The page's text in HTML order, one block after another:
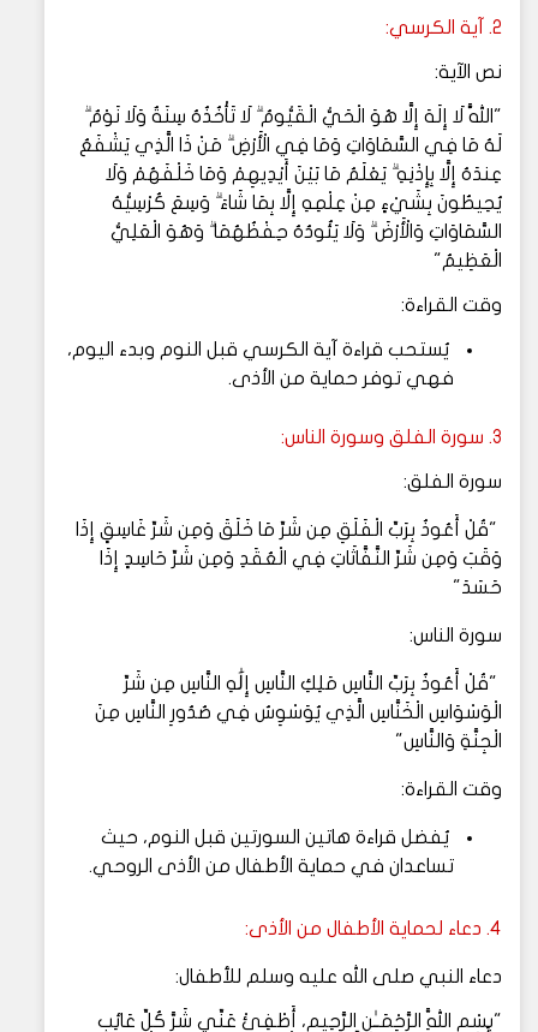
2. آية الكرسي:
نص الآية:
"اللَّهُ لَا إِلَهَ إِلَّا هُوَ الْحَيُّ الْقَيُّومُ ۗ لَا تَأْخُذُهُ سِنَةٌ وَلَا نَوْمٌ ۗ
لَهُ مَا فِي السَّمَاوَاتِ وَمَا فِي الْأَرْضِ ۗ مَنْ ذَا الَّذِي يَشْفَعُ
عِندَهُ إِلَّا بِإِذْنِهِ ۗ يَعْلَمُ مَا بَيْنَ أَيْدِيهِمْ وَمَا خَلْفَهُمْ وَلَا
يُحِيطُونَ بِشَيْءٍ مِنْ عِلْمِهِ إِلَّا بِمَا شَاءَ ۗ وَسِعَ كُرْسِيُّهُ
السَّمَاوَاتِ وَالْأَرْضَ ۗ وَلَا يَئُودُهُ حِفْظُهُمَا ۗ وَهُوَ الْعَلِيُّ
الْعَظِيمُ"
وقت القراءة:
يُستحب قراءة آية الكرسي قبل النوم وبدء اليوم،
فهي توفر حماية من الأذى.
3. سورة الفلق وسورة الناس:
سورة الفلق:
"قُلْ أَعُوذُ بِرَبِّ الْفَلَقِ مِن شَرِّ مَا خَلَقَ وَمِن شَرِّ غَاسِقٍ إِذَا
وَقَبَ وَمِن شَرِّ النَّفَّاثَاتِ فِي الْعُقَدِ وَمِن شَرِّ حَاسِدٍ إِذَا
حَسَدَ"
سورة الناس:
"قُلْ أَعُوذُ بِرَبِّ النَّاسِ مَلِكِ النَّاسِ إِلَٰهِ النَّاسِ مِن شَرِّ
الْوَسْوَاسِ الْخَنَّاسِ الَّذِي يُوَسْوِسُ فِي صُدُورِ النَّاسِ مِنَ
الْجِنَّةِ وَالنَّاسِ"
وقت القراءة:
يُفضل قراءة هاتين السورتين قبل النوم، حيث
تساعدان في حماية الأطفال من الأذى الروحي.
4. دعاء لحماية الأطفال من الأذى:
دعاء النبي صلى الله عليه وسلم للأطفال:
"بِسْمِ اللَّهِ الرَّحْمَـٰنِ الرَّحِيمِ، أَطْفِئْ عَنِّي شَرَّ كُلِّ عَائِبٍ